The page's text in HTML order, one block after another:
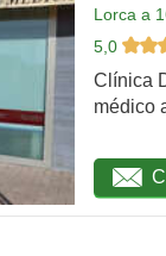
Lorca a
5,0
Clínica
médico